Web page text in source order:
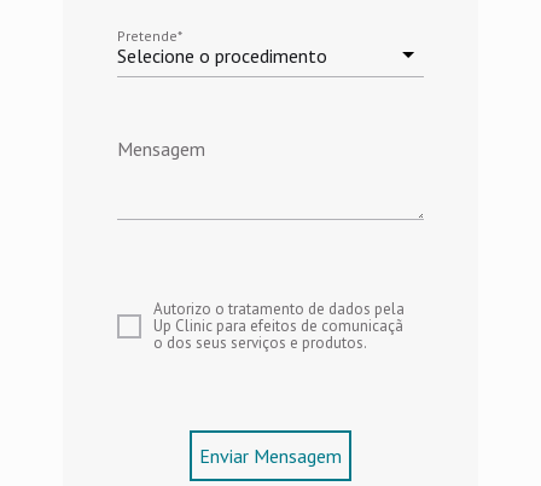
Selecione o procedimento
Pretende*
Mensagem
Autorizo o tratamento de dados pela
Up Clinic para efeitos de comunicaçã
o dos seus serviços e produtos.
Enviar Mensagem